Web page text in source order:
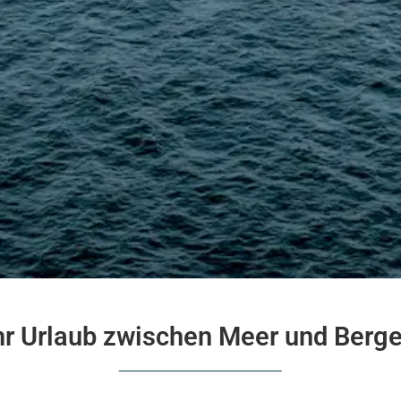
Urlaub zwischen Meer und